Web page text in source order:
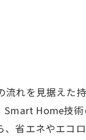
れを見据えた
Home技
省エネやエコ